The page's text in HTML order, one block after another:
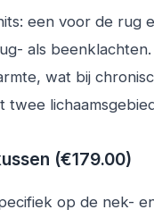
een voor de rug
als
wat bij
twee
(€179.00)
op de nek-